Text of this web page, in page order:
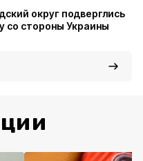
округ подверглись
со стороны Украины